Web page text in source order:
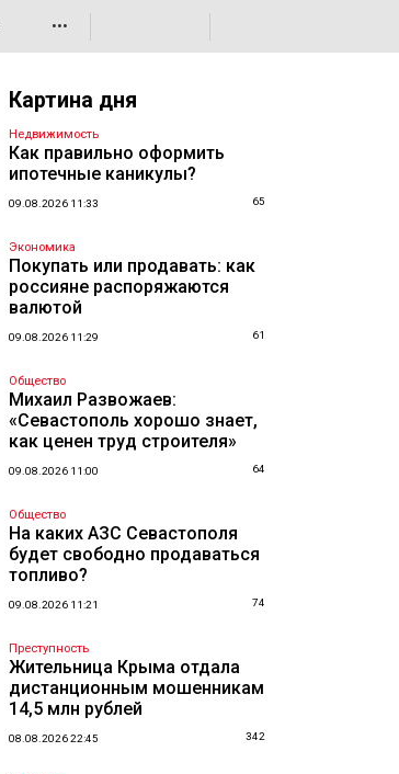
•••
Картина дня
Недвижимость
Как правильно оформить
ипотечные каникулы?
09.08.2026 11:33 65
Экономика
Покупать или продавать: как
россияне распоряжаются
валютой
09.08.2026 11:29 61
Общество
Михаил Развожаев:
«Севастополь хорошо знает,
как ценен труд строителя»
09.08.2026 11:00 64
Общество
На каких АЗС Севастополя
будет свободно продаваться
топливо?
09.08.2026 11:21 74
Преступность
Жительница Крыма отдала
дистанционным мошенникам
14,5 млн рублей
08.08.2026 22:45 342